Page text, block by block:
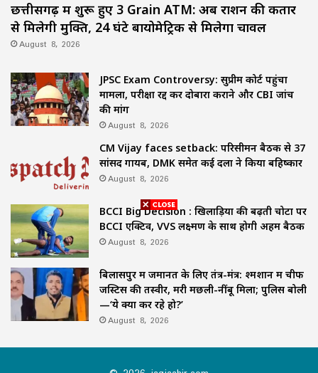
छत्तीसगढ़ में शुरू हुए 3 Grain ATM: अब राशन की कतार
से मिलेगी मुक्ति, 24 घंटे बायोमेट्रिक से मिलेगा चावल
August 8, 2026
JPSC Exam Controversy: सुप्रीम कोर्ट पहुंचा
मामला, परीक्षा रद्द कर दोबारा कराने और CBI जांच
की मांग
August 8, 2026
CM Vijay faces setback: परिसीमन बैठक से 37
सांसद गायब, DMK समेत कई दलों ने किया बहिष्कार
August 8, 2026
BCCI Big Decision : खिलाड़ियों की बढ़ती चोटों पर
BCCI एक्टिव, VVS लक्ष्मण के साथ होगी अहम बैठक
August 8, 2026
बिलासपुर में जमानत के लिए तंत्र-मंत्र: श्मशान में चीफ
जस्टिस की तस्वीर, मरी मछली-नींबू मिला; पुलिस बोली
—‘ये क्या कर रहे हो?’
August 8, 2026